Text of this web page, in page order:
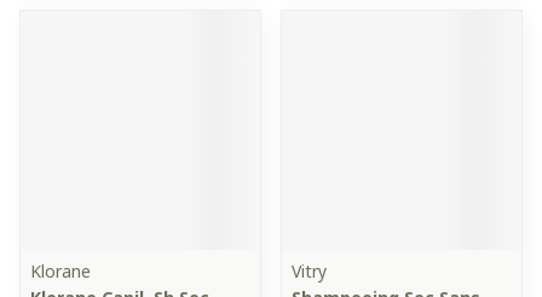
Klorane
Vitry